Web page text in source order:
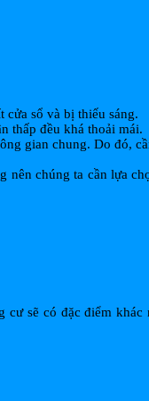
cửa sổ và bị thiếu sáng.
thấp đều khá thoải mái.
gian chung. Do đó,
chúng ta cần lựa
sẽ có đặc điểm khác